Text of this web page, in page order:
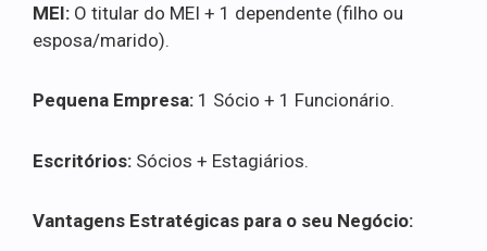
MEI: O titular do MEI + 1 dependente (filho ou
esposa/marido).
Pequena Empresa: 1 Sócio + 1 Funcionário.
Escritórios: Sócios + Estagiários.
Vantagens Estratégicas para o seu Negócio: